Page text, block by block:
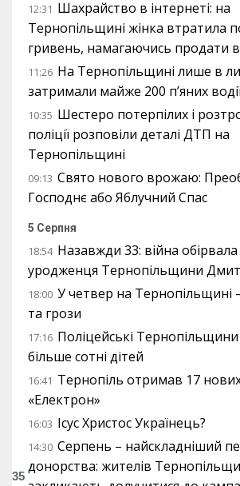
12:31 Шахрайство в інтернеті: на
Тернопільщині жінка втратила
гривень, намагаючись продати
11:26 На Тернопільщині лише в
затримали майже 200 п’яних
10:35 Шестеро потерпілих і
поліції розповіли деталі ДТП на
Тернопільщині
09:13 Свято нового врожаю:
Господнє або Яблучний Спас
5 Серпня
18:54 Назавжди 33: війна
уродженця Тернопільщини
18:00 У четвер на Тернопільщині
та грози
17:16 Поліцейські
більше сотні дітей
16:41 Тернопіль отримав 17
«Електрон»
16:03 Ісус Христос Українець?
14:30 Серпень – найскладніший
донорства: жителів
35